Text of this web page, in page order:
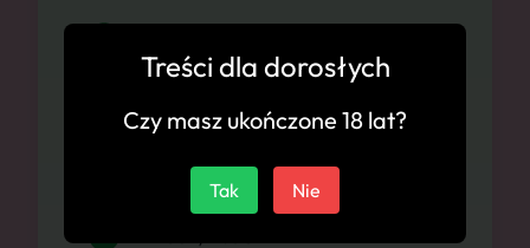
Łódź, 10.08
Treści dla dorosłych
Czy masz ukończone 18 lat?
Tak Nie